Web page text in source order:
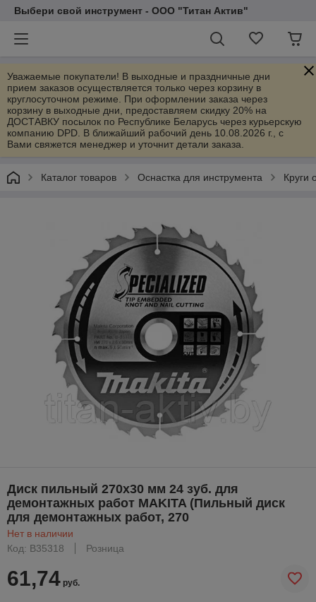
Выбери свой инструмент - ООО "Титан Актив"
Уважаемые покупатели! В выходные и праздничные дни
прием заказов осуществляется только через корзину в
круглосуточном режиме. При оформлении заказа через
корзину в выходные дни, предоставляем скидку 20% на
ДОСТАВКУ посылок по Республике Беларусь через курьерскую
компанию DPD. В ближайший рабочий день 10.08.2026 г., с
Вами свяжется менеджер и уточнит детали заказа.
Каталог товаров Оснастка для инструмента Круги
Диск пильный 270х30 мм 24 зуб. для
демонтажных работ MAKITA (Пильный диск
для демонтажных работ, 270
Нет в наличии
Код: B35318
Розница
61,74 руб.